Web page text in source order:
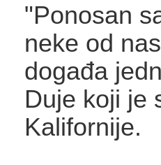
"Ponosan
neke od
događa
Duje koji je
Kalifornije.